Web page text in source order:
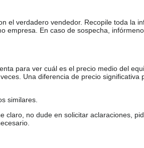
el verdadero vendedor. Recopile toda la
empresa. En caso de sospecha,
para ver cuál es el precio medio del
Una diferencia de precio significativa
similares.
no dude en solicitar aclaraciones,